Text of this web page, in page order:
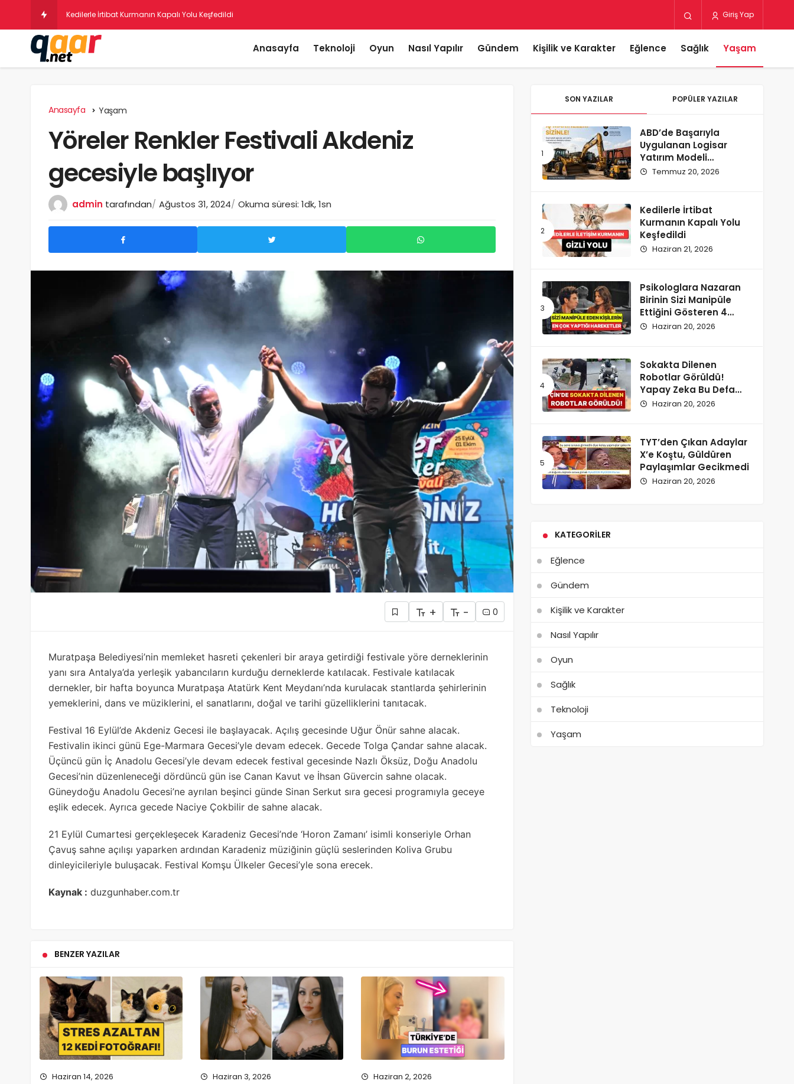
Psik Giriş Yap
Anasayfa Teknoloji Oyun Nasıl Yapılır Gündem Kişilik ve Karakter Eğlence Sağlık Yaşam
Anasayfa Yaşam
Yöreler Renkler Festivali Akdeniz
gecesiyle başlıyor
admin tarafından Ağustos 31, 2024 Okuma süresi: 1dk, 1sn
+ - 0
Muratpaşa Belediyesi’nin memleket hasreti çekenleri bir araya getirdiği festivale yöre derneklerinin
yanı sıra Antalya’da yerleşik yabancıların kurduğu derneklerde katılacak. Festivale katılacak
dernekler, bir hafta boyunca Muratpaşa Atatürk Kent Meydanı’nda kurulacak stantlarda şehirlerinin
yemeklerini, dans ve müziklerini, el sanatlarını, doğal ve tarihi güzelliklerini tanıtacak.
Festival 16 Eylül’de Akdeniz Gecesi ile başlayacak. Açılış gecesinde Uğur Önür sahne alacak.
Festivalin ikinci günü Ege-Marmara Gecesi’yle devam edecek. Gecede Tolga Çandar sahne alacak.
Üçüncü gün İç Anadolu Gecesi’yle devam edecek festival gecesinde Nazlı Öksüz, Doğu Anadolu
Gecesi’nin düzenleneceği dördüncü gün ise Canan Kavut ve İhsan Güvercin sahne olacak.
Güneydoğu Anadolu Gecesi’ne ayrılan beşinci günde Sinan Serkut sıra gecesi programıyla geceye
eşlik edecek. Ayrıca gecede Naciye Çokbilir de sahne alacak.
21 Eylül Cumartesi gerçekleşecek Karadeniz Gecesi’nde ‘Horon Zamanı’ isimli konseriyle Orhan
Çavuş sahne açılışı yaparken ardından Karadeniz müziğinin güçlü seslerinden Koliva Grubu
dinleyicileriyle buluşacak. Festival Komşu Ülkeler Gecesi’yle sona erecek.
Kaynak : duzgunhaber.com.tr
BENZER YAZILAR
Haziran 14, 2026 Haziran 3, 2026 Haziran 2, 2026
SON YAZILAR POPÜLER YAZILAR
ABD’de Başarıyla
Uygulanan Logisar
Yatırım Modeli
Türkiye’ye Geliyor
Temmuz 20, 2026
Kedilerle İrtibat
Kurmanın Kapalı Yolu
Keşfedildi
Haziran 21, 2026
Psikologlara Nazaran
Birinin Sizi Manipüle
Ettiğini Gösteren 4
Zımnî İşaret
Haziran 20, 2026
Sokakta Dilenen
Robotlar Görüldü!
Yapay Zeka Bu Defa
Kaldırıma İndi
Haziran 20, 2026
TYT’den Çıkan Adaylar
X’e Koştu, Güldüren
Paylaşımlar Gecikmedi
Haziran 20, 2026
KATEGORILER
Eğlence
Gündem
Kişilik ve Karakter
Nasıl Yapılır
Oyun
Sağlık
Teknoloji
Yaşam